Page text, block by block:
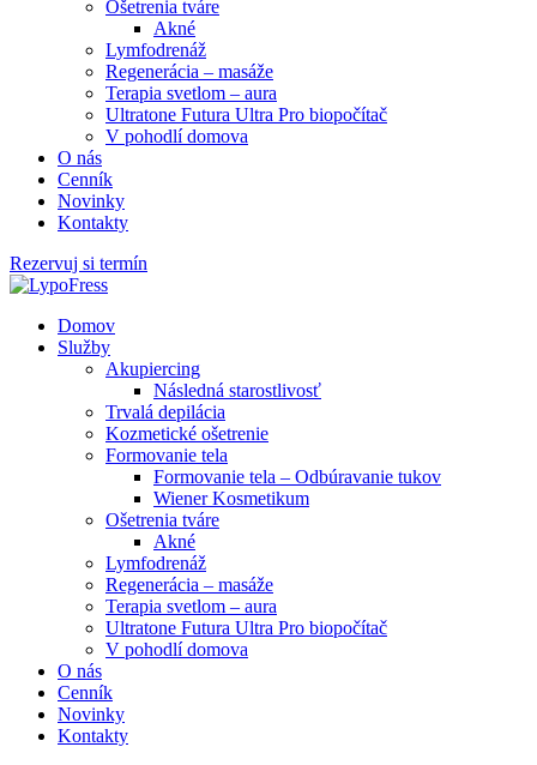
Ošetrenia tváre
Akné
Lymfodrenáž
Regenerácia – masáže
Terapia svetlom – aura
Ultratone Futura Ultra Pro biopočítač
V pohodlí domova
O nás
Cenník
Novinky
Kontakty
Rezervuj si termín
Domov
Služby
Akupiercing
Následná starostlivosť
Trvalá depilácia
Kozmetické ošetrenie
Formovanie tela
Formovanie tela – Odbúravanie tukov
Wiener Kosmetikum
Ošetrenia tváre
Akné
Lymfodrenáž
Regenerácia – masáže
Terapia svetlom – aura
Ultratone Futura Ultra Pro biopočítač
V pohodlí domova
O nás
Cenník
Novinky
Kontakty